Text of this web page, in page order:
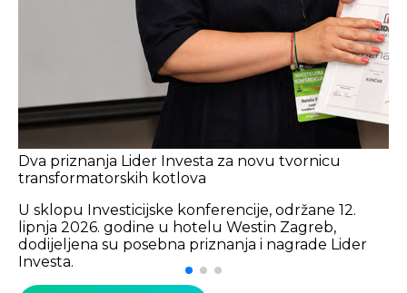
Dva priznanja Lider Investa za novu tvornicu
transformatorskih kotlova
U sklopu Investicijske konferencije, održane 12.
lipnja 2026. godine u hotelu Westin Zagreb,
dodijeljena su posebna priznanja i nagrade Lider
Investa.